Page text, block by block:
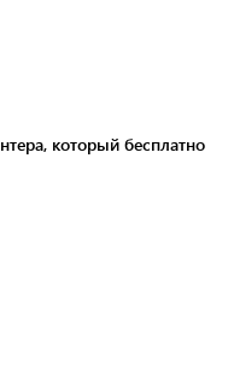
который бесплатно